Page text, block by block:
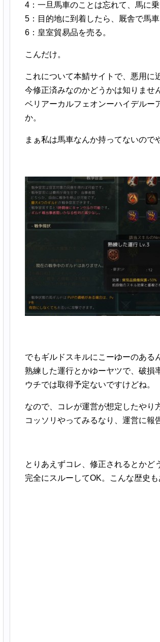
4：一旦馬車のことは忘れて、馬に乗
5：目的地に到着したら、厩舎で馬車
6：皇室貿易品を売る。
こんだけ。
これについて本鯖サイトで、悪用に
今修正済みなのかどうかは知りませ
ベリアーカルフェオンーハイデルー
か。
まぁ私は馬車なんか持ってないので
でもギルドスキルにこーゆーのある
熟練した運行とかゆーヤツで、破損
ウチでは取得予定ないですけどね。
なので、コレが運営が想定したやり
コッソリやってみるなり、運営に報
とりあえずコレ、修正されるとかど
完全にスルーしてOK。こんな歴史